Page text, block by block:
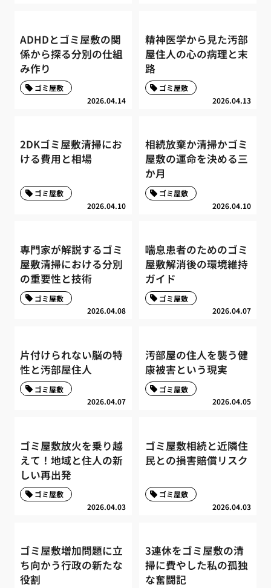
ADHDとゴミ屋敷の関
係から探る分別の仕組
み作り
2026.04.14
ゴミ屋敷
精神医学から見た汚部
屋住人の心の病理と末
路
2026.04.13
ゴミ屋敷
2DKゴミ屋敷清掃にお
ける費用と相場
2026.04.10
ゴミ屋敷
相続放棄か清掃かゴミ
屋敷の運命を決める三
か月
2026.04.10
ゴミ屋敷
専門家が解説するゴミ
屋敷清掃における分別
の重要性と技術
2026.04.08
ゴミ屋敷
喘息患者のためのゴミ
屋敷解消後の環境維持
ガイド
2026.04.07
ゴミ屋敷
片付けられない脳の特
性と汚部屋住人
2026.04.07
ゴミ屋敷
汚部屋の住人を襲う健
康被害という現実
2026.04.05
ゴミ屋敷
ゴミ屋敷放火を乗り越
えて！地域と住人の新
しい再出発
2026.04.03
ゴミ屋敷
ゴミ屋敷相続と近隣住
民との損害賠償リスク
2026.04.03
ゴミ屋敷
ゴミ屋敷増加問題に立
ち向かう行政の新たな
役割
3連休をゴミ屋敷の清
掃に費やした私の孤独
な奮闘記